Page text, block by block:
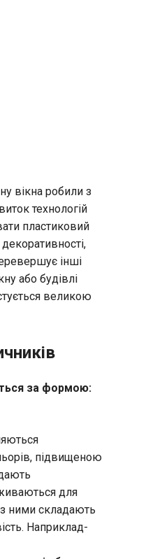
вікна робили з
технологій
пластиковий
інші
або будівлі
великою
за формою:
підвищеною
для
ними складають
Наприклад-